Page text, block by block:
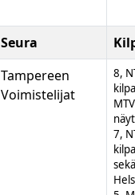
Seura
Tampereen
Voimistelijat
8,
7,